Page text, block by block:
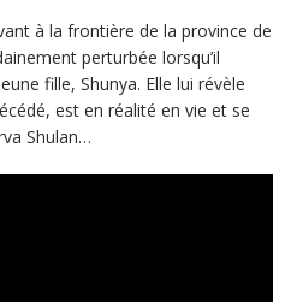
à la frontière de la province de
perturbée lorsqu’il
fille, Shunya. Elle lui révèle
est en réalité en vie et se
Shulan…